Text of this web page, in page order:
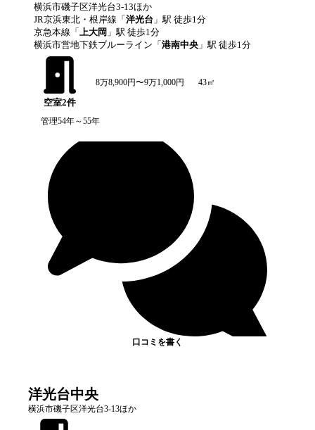
横浜市磯子区洋光台3-13ほか
JR京浜東北・根岸線 「 洋光台 」駅 徒歩1分
京急本線 「 上大岡 」駅 徒歩1分
横浜市営地下鉄ブルーライン 「 港南中央 」駅 徒歩1分
空室2件
8万8,900円〜9万1,000円 43㎡
管理54年～55年
口コミを書く
洋光台中央
横浜市磯子区洋光台3-13ほか